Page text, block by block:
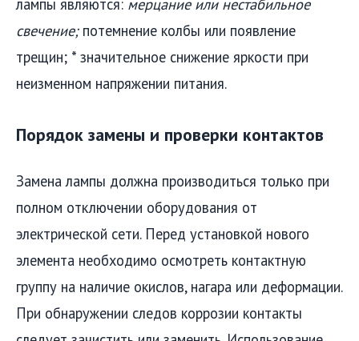
свечение; потемнение колбы или появление
трещин; * значительное снижение яркости при
неизменном напряжении питания.
Порядок замены и проверки контактов
Замена лампы должна производиться только при
полном отключении оборудования от
электрической сети. Перед установкой нового
элемента необходимо осмотреть контактную
группу на наличие окислов, нагара или деформации.
При обнаружении следов коррозии контакты